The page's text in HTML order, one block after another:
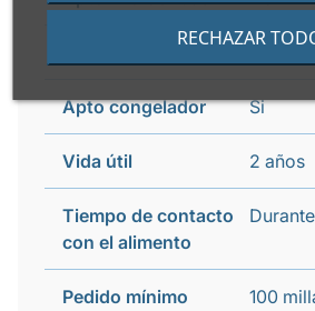
RECHAZAR
Apto congelador Si
Vida útil 2 años
Tiempo de contacto
con el alimento
Pedido mínimo
100